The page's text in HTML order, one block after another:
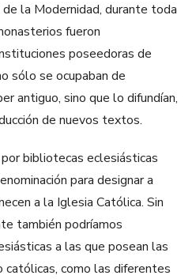
la Modernidad, durante toda
fueron
poseedoras de
sólo se ocupaban de
antiguo, sino que lo difundían,
de nuevos textos.
bibliotecas eclesiásticas
para designar a
a la Iglesia Católica. Sin
también podríamos
a las que posean las
católicas, como las diferentes